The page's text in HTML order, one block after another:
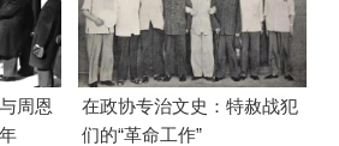
周恩
在政协专治文史：特赦战犯
们的“革命工作”